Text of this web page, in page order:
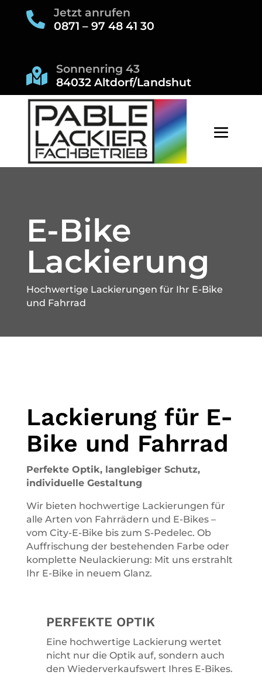

Jetzt anrufen
0871 – 97 48 41 30

Sonnenring 43
84032 Altdorf/Landshut
E-Bike
Lackierung
Hochwertige Lackierungen für Ihr E-Bike
und Fahrrad
Lackierung für E-
Bike und Fahrrad
Perfekte Optik, langlebiger Schutz,
individuelle Gestaltung
Wir bieten hochwertige Lackierungen für
alle Arten von Fahrrädern und E-Bikes –
vom City-E-Bike bis zum S-Pedelec. Ob
Auffrischung der bestehenden Farbe oder
komplette Neulackierung: Mit uns erstrahlt
Ihr E-Bike in neuem Glanz.
PERFEKTE OPTIK
Eine hochwertige Lackierung wertet
nicht nur die Optik auf, sondern auch
den Wiederverkaufswert Ihres E-Bikes.